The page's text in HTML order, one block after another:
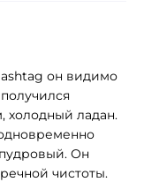
он видимо
холодный ладан.
Он
чистоты.